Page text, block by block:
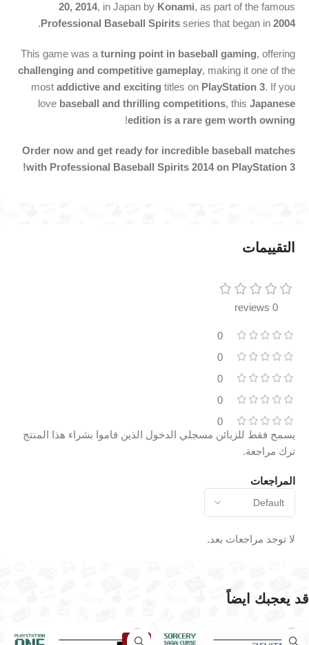
20, 2014, in Japan by Konami, as part of the famous
Professional Baseball Spirits series that began in 2004
.
This game was a turning point in baseball gaming, offering
challenging and competitive gameplay, making it one of the
most addictive and exciting titles on PlayStation 3. If you
love baseball and thrilling competitions, this Japanese
edition is a rare gem worth owning
!
Order now and get ready for incredible baseball matches
with Professional Baseball Spirits 2014 on PlayStation 3!
التقييمات
0 reviews
0
0
0
0
0
المراجعات
لا توجد مراجعات بعد.
يسمح فقط للزبائن مسجلي الدخول الذين قاموا بشراء هذا المنتج
ترك مراجعة.
قد يعجبك ايضاً
نفذت